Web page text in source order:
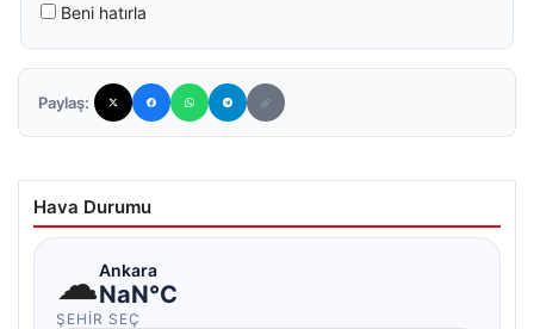
Beni hatırla
Paylaş:
Hava Durumu
☁Ankara
NaN°C
ŞEHIR SEÇ